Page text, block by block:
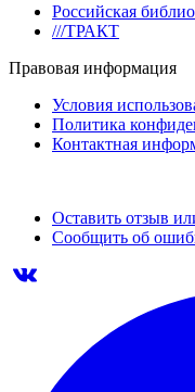
Российская
///ТРАКТ
Правовая информация
Условия
Политика
Контактная
Оставить отзыв
Сообщить об